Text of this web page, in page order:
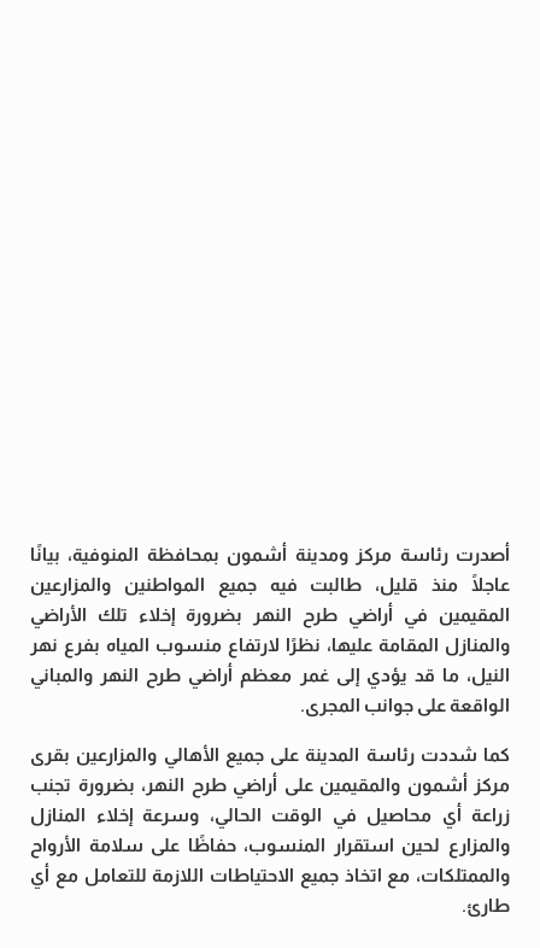
أصدرت رئاسة مركز ومدينة أشمون بمحافظة المنوفية، بيانًا
عاجلًا منذ قليل، طالبت فيه جميع المواطنين والمزارعين
المقيمين في أراضي طرح النهر بضرورة إخلاء تلك الأراضي
والمنازل المقامة عليها، نظرًا لارتفاع منسوب المياه بفرع نهر
النيل، ما قد يؤدي إلى غمر معظم أراضي طرح النهر والمباني
الواقعة على جوانب المجرى.
كما شددت رئاسة المدينة على جميع الأهالي والمزارعين بقرى
مركز أشمون والمقيمين على أراضي طرح النهر، بضرورة تجنب
زراعة أي محاصيل في الوقت الحالي، وسرعة إخلاء المنازل
والمزارع لحين استقرار المنسوب، حفاظًا على سلامة الأرواح
والممتلكات، مع اتخاذ جميع الاحتياطات اللازمة للتعامل مع أي
طارئ.